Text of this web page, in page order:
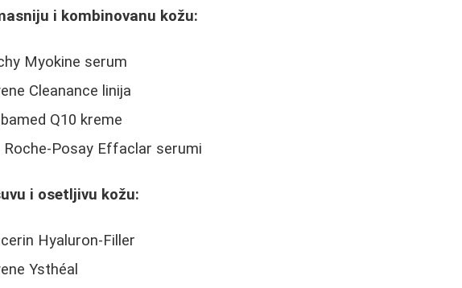
i kombinovanu kožu:
Myokine serum
Cleanance linija
Q10 kreme
Roche-Posay Effaclar serumi
i osetljivu kožu:
Hyaluron-Filler
Ysthéal